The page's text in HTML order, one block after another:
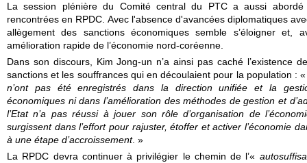
La session plénière du Comité central du PTC a aussi abordé
rencontrées en RPDC. Avec l'absence d'avancées diplomatiques
allègement des sanctions économiques semble s’éloigner et,
amélioration rapide de l’économie nord-coréenne.
Dans son discours, Kim Jong-un n’a ainsi pas caché l’existence
sanctions et les souffrances qui en découlaient pour la population :
n’ont pas été enregistrés dans la direction unifiée et la
économiques ni dans l’amélioration des méthodes de gestion et
l’Etat n’a pas réussi à jouer son rôle d’organisation de
surgissent dans l’effort pour rajuster, étoffer et activer l’économie
à une étape d’accroissement. »
La RPDC devra continuer à privilégier le chemin de l’«